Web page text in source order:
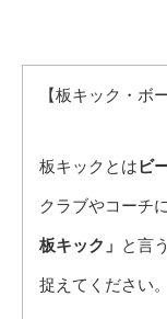
【板キック・ボ
板キックとはビ
クラブやコーチ
板キック」 と言
捉えてください。